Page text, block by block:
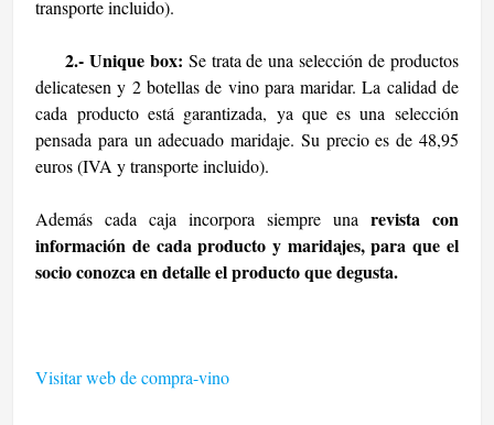
transporte incluido).
2.- Unique box: Se trata de una selección de productos
delicatesen y 2 botellas de vino para maridar. La calidad de
cada producto está garantizada, ya que es una selección
pensada para un adecuado maridaje. Su precio es de 48,95
euros (IVA y transporte incluido).
Además cada caja incorpora siempre una revista con
información de cada producto y maridajes, para que el
socio conozca en detalle el producto que degusta.
Visitar web de compra-vino